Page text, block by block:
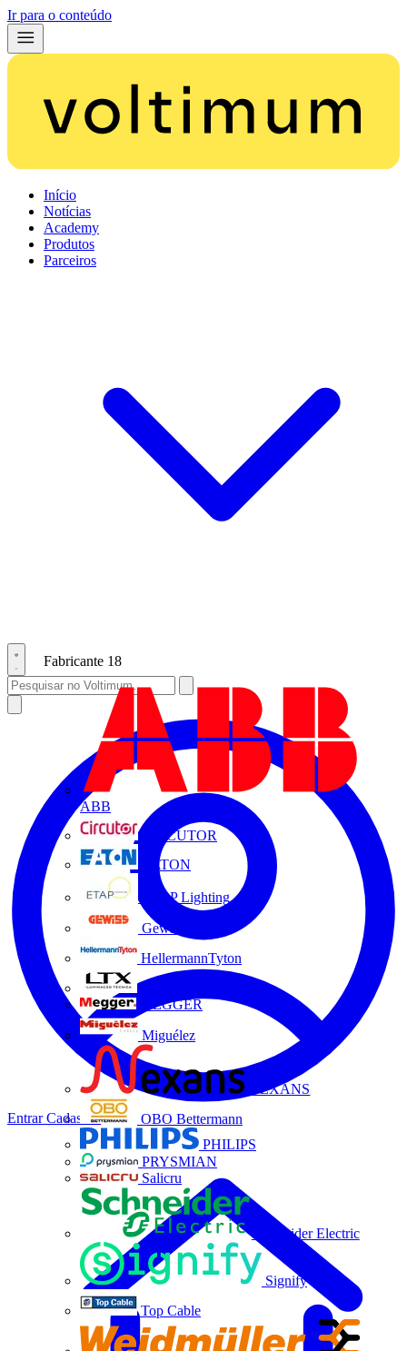
Ir para o conteúdo
Início
Notícias
Academy
Produtos
Parceiros
Fabricante 18
ABB
CIRCUTOR
EATON
ETAP Lighting
Gewiss
HellermannTyton
MEGGER
Miguélez
NEXANS
OBO Bettermann
PHILIPS
PRYSMIAN
Salicru
Schneider Electric
Signify
Top Cable
EntrarCadastrar